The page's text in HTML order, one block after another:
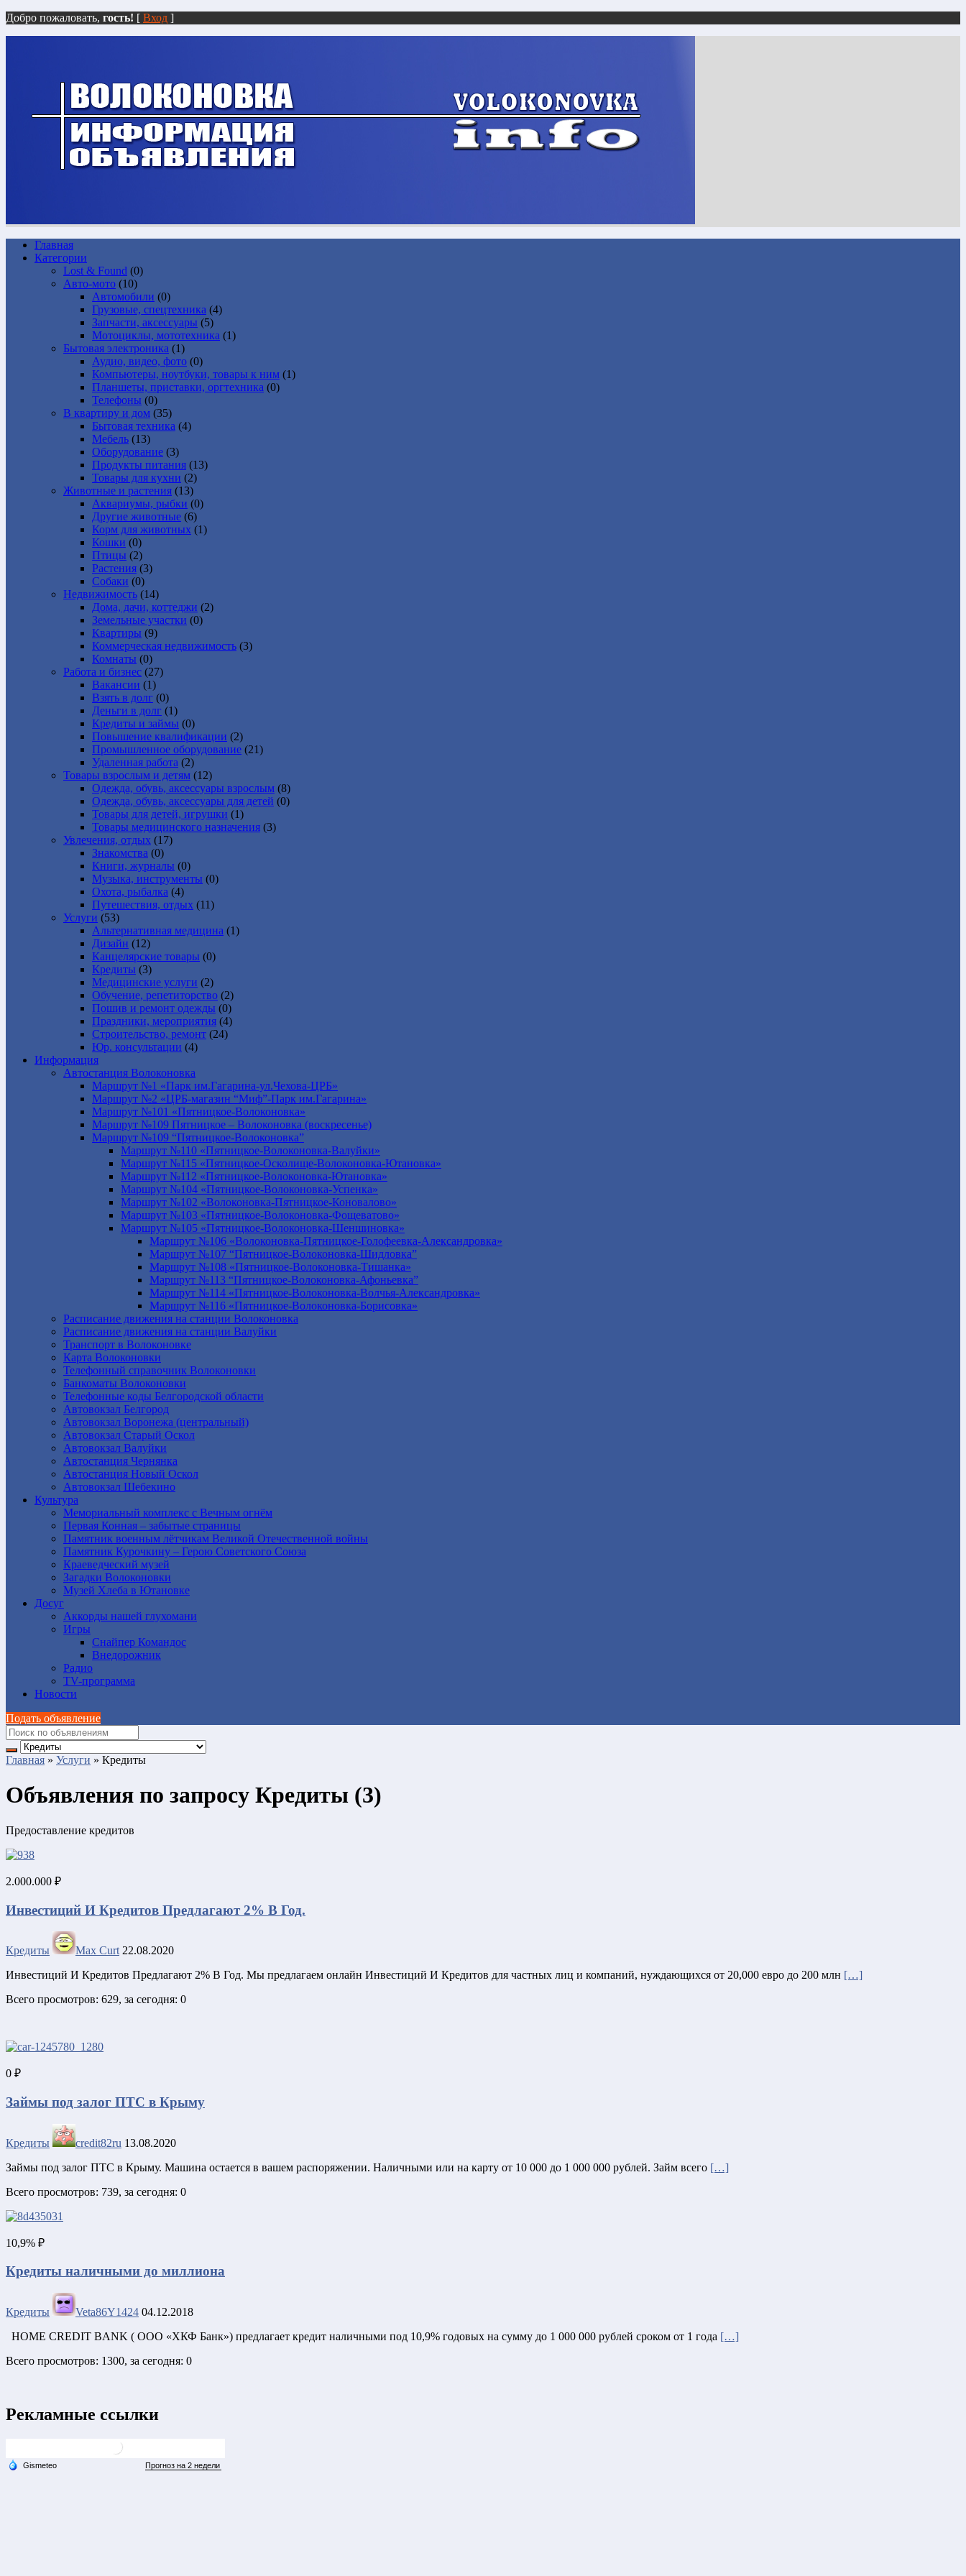
Добро пожаловать, гость! [ Вход ]
Главная
Категории
Lost & Found (0)
Авто-мото (10)
Автомобили (0)
Грузовые, спецтехника (4)
Запчасти, аксессуары (5)
Мотоциклы, мототехника (1)
Бытовая электроника (1)
Аудио, видео, фото (0)
Компьютеры, ноутбуки, товары к ним (1)
Планшеты, приставки, оргтехника (0)
Телефоны (0)
В квартиру и дом (35)
Бытовая техника (4)
Мебель (13)
Оборудование (3)
Продукты питания (13)
Товары для кухни (2)
Животные и растения (13)
Аквариумы, рыбки (0)
Другие животные (6)
Корм для животных (1)
Кошки (0)
Птицы (2)
Растения (3)
Собаки (0)
Недвижимость (14)
Дома, дачи, коттеджи (2)
Земельные участки (0)
Квартиры (9)
Коммерческая недвижимость (3)
Комнаты (0)
Работа и бизнес (27)
Вакансии (1)
Взять в долг (0)
Деньги в долг (1)
Кредиты и займы (0)
Повышение квалификации (2)
Промышленное оборудование (21)
Удаленная работа (2)
Товары взрослым и детям (12)
Одежда, обувь, аксессуары взрослым (8)
Одежда, обувь, аксессуары для детей (0)
Товары для детей, игрушки (1)
Товары медицинского назначения (3)
Увлечения, отдых (17)
Знакомства (0)
Книги, журналы (0)
Музыка, инструменты (0)
Охота, рыбалка (4)
Путешествия, отдых (11)
Услуги (53)
Альтернативная медицина (1)
Дизайн (12)
Канцелярские товары (0)
Кредиты (3)
Медицинские услуги (2)
Обучение, репетиторство (2)
Пошив и ремонт одежды (0)
Праздники, мероприятия (4)
Строительство, ремонт (24)
Юр. консультации (4)
Информация
Автостанция Волоконовка
Маршрут №1 «Парк им.Гагарина-ул.Чехова-ЦРБ»
Маршрут №2 «ЦРБ-магазин “Миф”-Парк им.Гагарина»
Маршрут №101 «Пятницкое-Волоконовка»
Маршрут №109 Пятницкое – Волоконовка (воскресенье)
Маршрут №109 “Пятницкое-Волоконовка”
Маршрут №110 «Пятницкое-Волоконовка-Валуйки»
Маршрут №115 «Пятницкое-Осколище-Волоконовка-Ютановка»
Маршрут №112 «Пятницкое-Волоконовка-Ютановка»
Маршрут №104 «Пятницкое-Волоконовка-Успенка»
Маршрут №102 «Волоконовка-Пятницкое-Коновалово»
Маршрут №103 «Пятницкое-Волоконовка-Фощеватово»
Маршрут №105 «Пятницкое-Волоконовка-Шеншиновка»
Маршрут №106 «Волоконовка-Пятницкое-Голофеевка-Александровка»
Маршрут №107 “Пятницкое-Волоконовка-Шидловка”
Маршрут №108 «Пятницкое-Волоконовка-Тишанка»
Маршрут №113 “Пятницкое-Волоконовка-Афоньевка”
Маршрут №114 «Пятницкое-Волоконовка-Волчья-Александровка»
Маршрут №116 «Пятницкое-Волоконовка-Борисовка»
Расписание движения на станции Волоконовка
Расписание движения на станции Валуйки
Транспорт в Волоконовке
Карта Волоконовки
Телефонный справочник Волоконовки
Банкоматы Волоконовки
Телефонные коды Белгородской области
Автовокзал Белгород
Автовокзал Воронежа (центральный)
Автовокзал Старый Оскол
Автовокзал Валуйки
Автостанция Чернянка
Автостанция Новый Оскол
Автовокзал Шебекино
Культура
Мемориальный комплекс с Вечным огнём
Первая Конная – забытые страницы
Памятник военным лётчикам Великой Отечественной войны
Памятник Курочкину – Герою Советского Союза
Краеведческий музей
Загадки Волоконовки
Музей Хлеба в Ютановке
Досуг
Аккорды нашей глухомани
Игры
Снайпер Командос
Внедорожник
Радио
TV-программа
Новости
Подать объявление
Главная » Услуги » Кредиты
Объявления по запросу Кредиты (3)
Предоставление кредитов
2.000.000 ₽
Инвестиций И Кредитов Предлагают 2% В Год.
Кредиты Max Curt 22.08.2020
Инвестиций И Кредитов Предлагают 2% В Год. Мы предлагаем онлайн Инвестиций И Кредитов для частных лиц и компаний, нуждающихся от 20,000 евро до 200 млн […]
Всего просмотров: 629, за сегодня: 0
0 ₽
Займы под залог ПТС в Крыму
Кредиты credit82ru 13.08.2020
Займы под залог ПТС в Крыму. Машина остается в вашем распоряжении. Наличными или на карту от 10 000 до 1 000 000 рублей. Займ всего […]
Всего просмотров: 739, за сегодня: 0
10,9% ₽
Кредиты наличными до миллиона
Кредиты Veta86Y1424 04.12.2018
HOME CREDIT BANK ( ООО «ХКФ Банк») предлагает кредит наличными под 10,9% годовых на сумму до 1 000 000 рублей сроком от 1 года […]
Всего просмотров: 1300, за сегодня: 0
Рекламные ссылки